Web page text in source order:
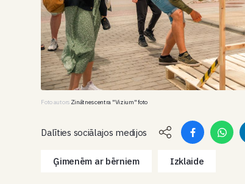
Foto autors Zinātnes centra "Vizium" foto
Dalīties sociālajos medijos
Ģimenēm ar bērniem Izklaide